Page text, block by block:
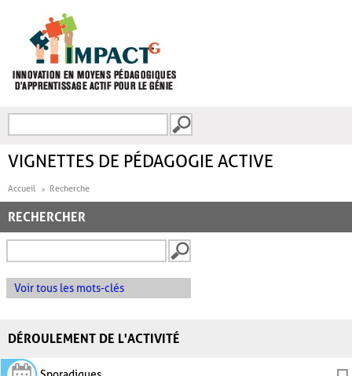
FORMULAIRE DE
VIGNETTES DE PÉDAGOGIE ACTIVE
Accueil Recherche
RECHERCHER
Voir tous les mots-clés
DÉROULEMENT DE L'ACTIVITÉ